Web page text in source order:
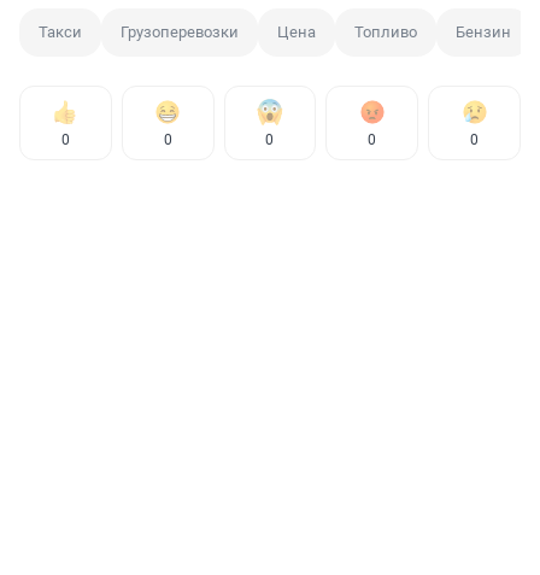
Такси Грузоперевозки Цена Топливо Бензин
0 0 0 0 0